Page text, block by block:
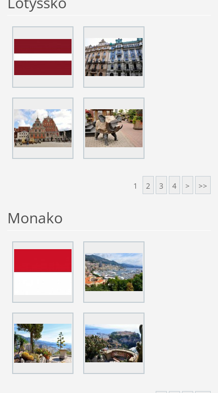
1 2 3 4 > >>
Monako